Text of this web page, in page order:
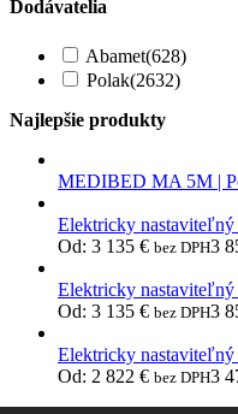
Dodávatelia
Abamet(628)
Polak(2632)
Najlepšie produkty
MEDIBED MA 5M |
Elektricky
Od: 3 135 € bez DPH3
Elektricky
Od: 3 135 € bez DPH3
Elektricky
Od: 2 822 € bez DPH3